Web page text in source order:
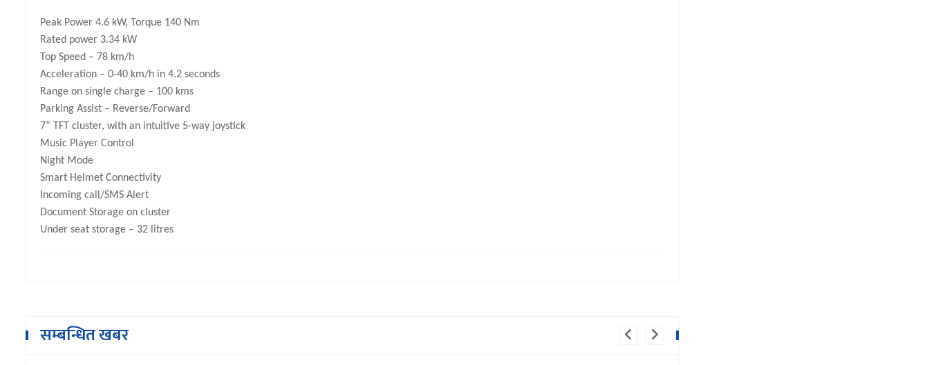
Peak Power 4.6 kW, Torque 140 Nm
Rated power 3.34 kW
Top Speed – 78 km/h
Acceleration – 0-40 km/h in 4.2 seconds
Range on single charge – 100 kms
Parking Assist – Reverse/Forward
7” TFT cluster, with an intuitive 5-way joystick
Music Player Control
Night Mode
Smart Helmet Connectivity
Incoming call/SMS Alert
Document Storage on cluster
Under seat storage – 32 litres
सम्बन्धित खबर